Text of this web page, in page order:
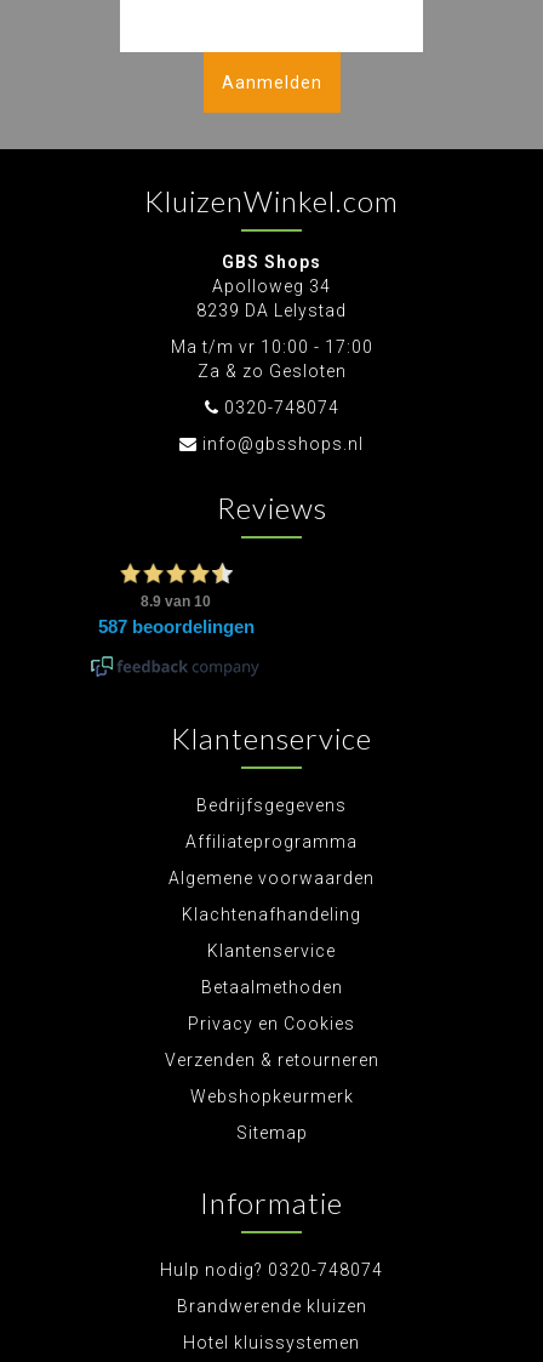
Aanmelden
KluizenWinkel.com
GBS Shops
Apolloweg 34
8239 DA Lelystad
Ma t/m vr 10:00 - 17:00
Za & zo Gesloten
0320-748074
info@gbsshops.nl
Reviews
Klantenservice
Bedrijfsgegevens
Affiliateprogramma
Algemene voorwaarden
Klachtenafhandeling
Klantenservice
Betaalmethoden
Privacy en Cookies
Verzenden & retourneren
Webshopkeurmerk
Sitemap
Informatie
Hulp nodig? 0320-748074
Brandwerende kluizen
Hotel kluissystemen